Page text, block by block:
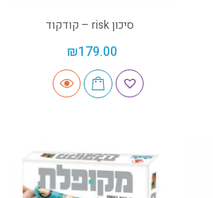
סיכון risk – קודקוד
₪179.00